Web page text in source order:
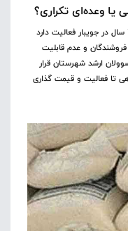
یا وعده‌ای تکراری؟
بازار قدیمی و سنتی جمعه بازار که بیشتر از ۱۰۰ سال در جویبار فعالیت دارد
و عدم قابلیت
ارشد شهرستان قرار
تا فعالیت و قیمت گذاری